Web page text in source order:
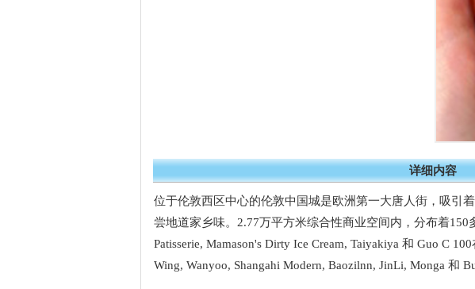
详细内容
位于伦敦西区中心的伦敦中国城是欧洲第一大唐人街，吸引
尝地道家乡味。2.77万平方米综合性商业空间内，分布着
Patisserie, Mamason's Dirty Ice Cream, Taiyakiya 和 Guo C
Wing, Wanyoo, Shangahi Modern, Baozilnn, JinLi, Monga 和